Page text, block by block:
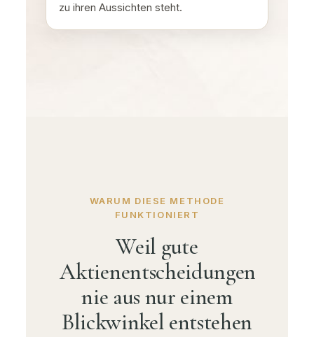
zu ihren Aussichten steht.
WARUM DIESE METHODE
FUNKTIONIERT
Weil gute
Aktienentscheidungen
nie aus nur einem
Blickwinkel entstehen